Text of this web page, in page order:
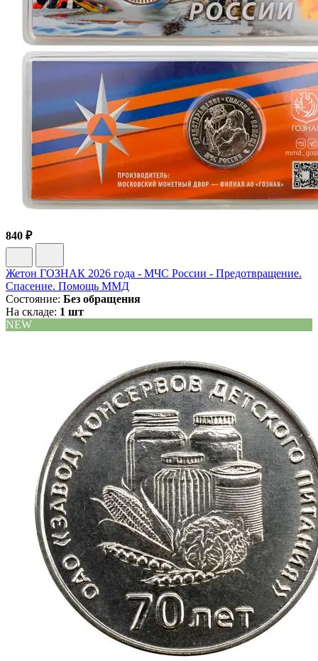
840 ₽
Жетон ГОЗНАК 2026 года - МЧС России - Предотвращение.
Спасение. Помощь ММД
Состояние: Без обращения
На складе: 1 шт
NEW